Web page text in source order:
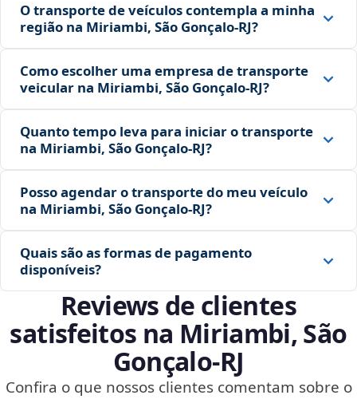
O transporte de veículos contempla a minha
região na Miriambi, São Gonçalo‑RJ?
Como escolher uma empresa de transporte
veicular na Miriambi, São Gonçalo‑RJ?
Quanto tempo leva para iniciar o transporte
na Miriambi, São Gonçalo‑RJ?
Posso agendar o transporte do meu veículo
na Miriambi, São Gonçalo‑RJ?
Quais são as formas de pagamento
disponíveis?
Reviews de clientes
satisfeitos na Miriambi, São
Gonçalo‑RJ
Confira o que nossos clientes comentam sobre o